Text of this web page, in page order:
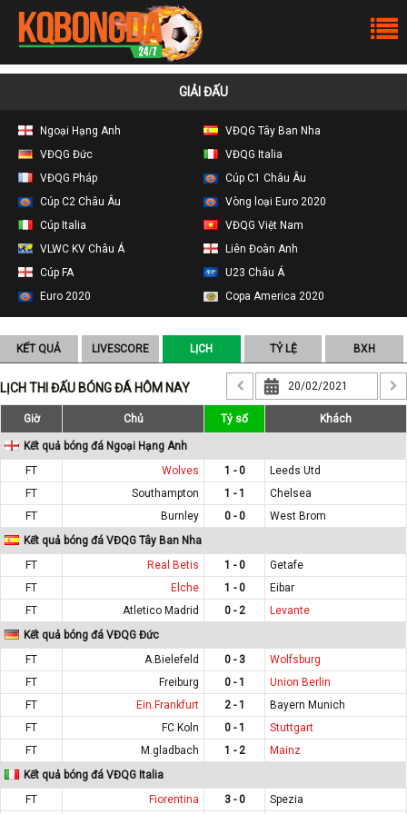
GIẢI ĐẤU
Ngoại Hạng Anh
VĐQG Tây Ban Nha
VĐQG Đức
VĐQG Italia
VĐQG Pháp
Cúp C1 Châu Âu
Cúp C2 Châu Âu
Vòng loại Euro 2020
Cúp Italia
VĐQG Việt Nam
VLWC KV Châu Á
Liên Đoàn Anh
Cúp FA
U23 Châu Á
Euro 2020
Copa America 2020
KẾT QUẢ LIVESCORE LỊCH TỶ LỆ BXH
LỊCH THI ĐẤU BÓNG ĐÁ HÔM NAY
Giờ Chủ Tỷ số Khách
Kết quả bóng đá Ngoại Hạng Anh
FT
Wolves 1 - 0
Leeds Utd
FT
Southampton 1 - 1
Chelsea
FT
Burnley 0 - 0
West Brom
Kết quả bóng đá VĐQG Tây Ban Nha
FT
Real Betis 1 - 0
Getafe
FT
Elche 1 - 0
Eibar
FT
Atletico Madrid 0 - 2
Levante
Kết quả bóng đá VĐQG Đức
FT
A.Bielefeld 0 - 3
Wolfsburg
FT
Freiburg 0 - 1
Union Berlin
FT
Ein.Frankfurt 2 - 1
Bayern Munich
FT
FC Koln 0 - 1
Stuttgart
FT
M.gladbach 1 - 2
Mainz
Kết quả bóng đá VĐQG Italia
FT
Fiorentina 3 - 0
Spezia